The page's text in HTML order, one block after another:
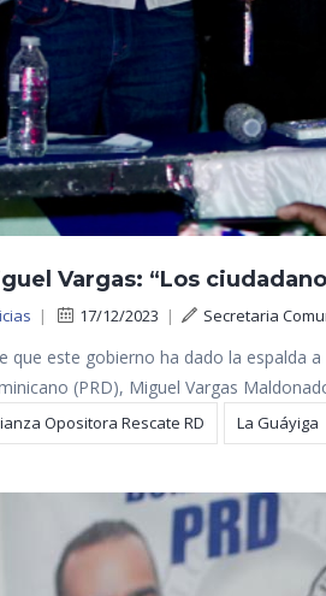
Vargas: “Los
| 17/12/2023 | Secretaria
que este gobierno ha dado la espalda
(PRD), Miguel Vargas
Opositora Rescate RD La Guáyiga